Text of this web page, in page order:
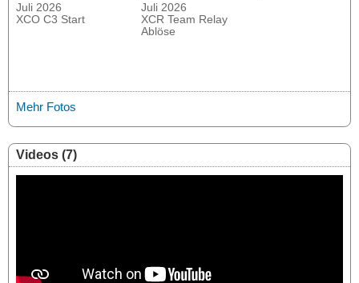
Juli 2026
XCO C3 Start
Juli 2026
XCR Team Relay
Ablöse
Mehr Fotos
Videos (7)